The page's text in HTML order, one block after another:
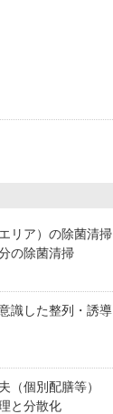
リア）の除菌清掃
の除菌清掃
識した整列・誘導
（個別配膳等）
と分散化